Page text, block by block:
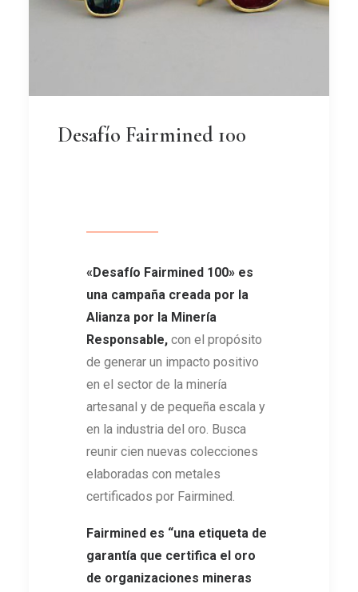
Desafío Fairmined 100
«Desafío Fairmined 100» es
una campaña creada por la
Alianza por la Minería
Responsable, con el propósito
de generar un impacto positivo
en el sector de la minería
artesanal y de pequeña escala y
en la industria del oro. Busca
reunir cien nuevas colecciones
elaboradas con metales
certificados por Fairmined.
Fairmined es “una etiqueta de
garantía que certifica el oro
de organizaciones mineras